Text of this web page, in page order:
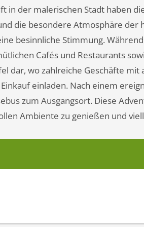
der malerischen Stadt haben
die besondere Atmosphäre der
besinnliche Stimmung.
Cafés und Restaurants
dar, wo zahlreiche Geschäfte
einladen. Nach einem
zum Ausgangsort. Diese
Ambiente zu genießen und